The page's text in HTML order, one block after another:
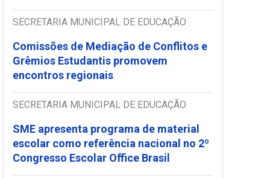
SECRETARIA MUNICIPAL DE EDUCAÇÃO
Comissões de Mediação de Conflitos e
Grêmios Estudantis promovem
encontros regionais
SECRETARIA MUNICIPAL DE EDUCAÇÃO
SME apresenta programa de material
escolar como referência nacional no 2º
Congresso Escolar Office Brasil